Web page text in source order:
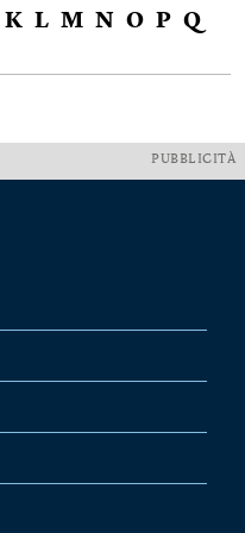
K L M N O P Q
PUBBLICITÀ